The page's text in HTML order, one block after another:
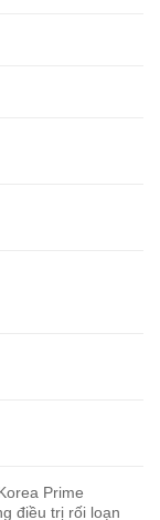
Prime
điều trị rối loạn